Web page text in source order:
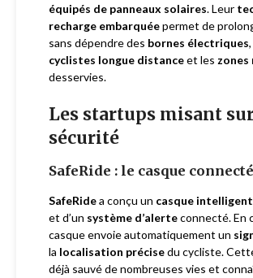
équipés de panneaux solaires. Leur
recharge embarquéepermet de
sans dépendre des bornes électriques
cyclistes longue distanceet les zones
desservies.
Les startups misant
sécurité
SafeRide : le casque connecté
SafeRidea conçu un casque intelligent
et d’un système d’alerteconnecté. En
casque envoie automatiquement un
la localisation précisedu cycliste.
déjà sauvé de nombreuses vies et